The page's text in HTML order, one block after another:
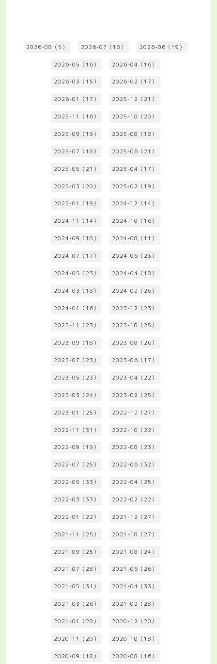
2026-08（5） 2026-07（18） 2026-06（19）
2026-05（16） 2026-04（16）
2026-03（15） 2026-02（17）
2026-01（17） 2025-12（21）
2025-11（16） 2025-10（20）
2025-09（19） 2025-08（18）
2025-07（18） 2025-06（21）
2025-05（21） 2025-04（17）
2025-03（20） 2025-02（19）
2025-01（19） 2024-12（14）
2024-11（14） 2024-10（16）
2024-09（18） 2024-08（11）
2024-07（17） 2024-06（23）
2024-05（23） 2024-04（18）
2024-03（18） 2024-02（26）
2024-01（16） 2023-12（23）
2023-11（23） 2023-10（25）
2023-09（18） 2023-08（26）
2023-07（23） 2023-06（17）
2023-05（23） 2023-04（22）
2023-03（24） 2023-02（25）
2023-01（25） 2022-12（27）
2022-11（31） 2022-10（22）
2022-09（19） 2022-08（23）
2022-07（25） 2022-06（32）
2022-05（33） 2022-04（25）
2022-03（33） 2022-02（22）
2022-01（22） 2021-12（27）
2021-11（25） 2021-10（27）
2021-09（25） 2021-08（24）
2021-07（28） 2021-06（26）
2021-05（31） 2021-04（33）
2021-03（26） 2021-02（28）
2021-01（28） 2020-12（20）
2020-11（20） 2020-10（18）
2020-09（18） 2020-08（16）